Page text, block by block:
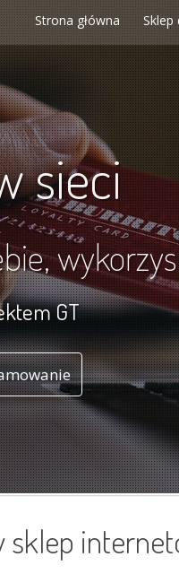
Strona główna Sklep
sieci
GT
sklep